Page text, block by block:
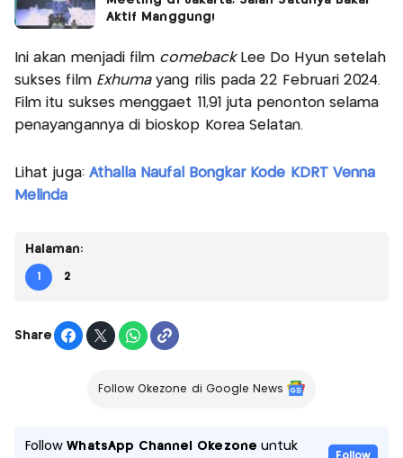
Aktif Manggung!
Ini akan menjadi film comeback Lee Do Hyun setelah
sukses film Exhumayang rilis pada 22 Februari 2024.
Film itu sukses menggaet 11,91 juta penonton selama
penayangannya di bioskop Korea Selatan.
Lihat juga: Athalla Naufal Bongkar Kode KDRT Venna
Melinda
Halaman:
1 2
Share
Follow Okezone di Google News
FollowWhatsApp Channel Okezone untuk
Follow